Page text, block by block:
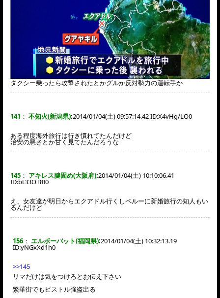
タクシー乗ったら攻撃されたとかグルか反対勢力の運転手か
141 ： 不知火(新潟県):2014/01/04(土) 09:57:14.42 ID:X4vHg/LO0
ある程度海外旅行は行き慣れてたんだけど
治安の悪さとか甘く見てたんだろうな
145 ： アキレス腱固め(大阪府):2014/01/04(土) 10:10:06.41
ID:bt33OT8I0
え、女友達が明日からエクアドル行くしペルーに新婚旅行の知人もい
るんだけど
156 ： エルボーバット(福岡県):2014/01/04(土) 10:32:13.19
ID:yNGxXd1h0
>>145
リマだけは気をつけろとお伝え下さい
繁華街でもピストル強盗出る